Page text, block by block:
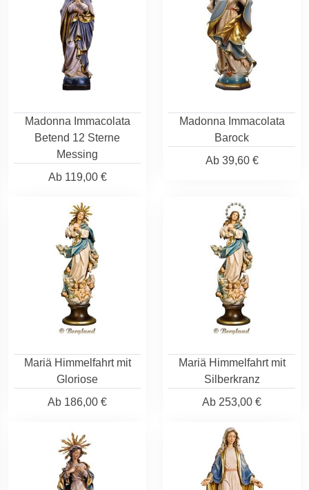
Madonna Immacolata
Betend 12 Sterne
Messing
Ab119,00 €
Madonna Immacolata
Barock
Ab39,60 €
Mariä Himmelfahrt mit
Gloriose
Ab 186,00 €
Mariä Himmelfahrt mit
Silberkranz
Ab 253,00 €